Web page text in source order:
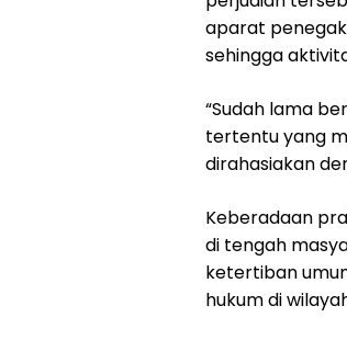
aparat penegak
sehingga
“Sudah lama
tertentu yang
dirahasiakan
Keberadaan
di tengah
ketertiban
hukum di